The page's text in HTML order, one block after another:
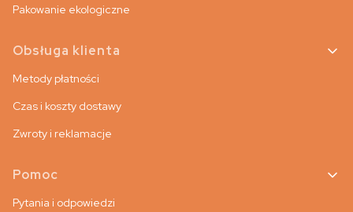
Pakowanie ekologiczne
Obsługa klienta
Metody płatności
Czas i koszty dostawy
Zwroty i reklamacje
Pomoc
Pytania i odpowiedzi